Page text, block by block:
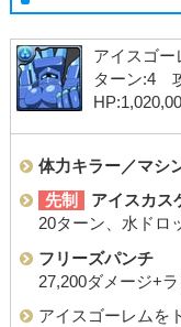
アイスゴー
ターン:4
体力キラー／マシ
先制
アイスカス
20ターン、水ドロ
フリーズパンチ
27,200ダメージ+
アイスゴーレムを